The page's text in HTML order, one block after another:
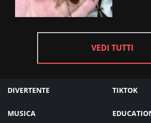
VEDI TUTTI
DIVERTENTE TIKTOK
MUSICA